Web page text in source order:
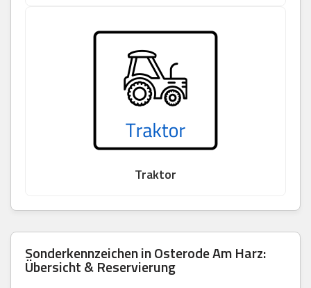
Traktor
Sonderkennzeichen in Osterode Am Harz:
Übersicht & Reservierung